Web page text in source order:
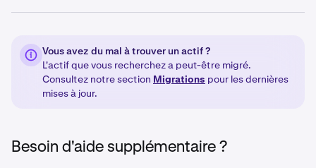
la marge pour Rain (RAIN) seront désactivés.
15 septembre à 14:00 UTC: Les retraits de Rain
(RAIN) seront désactivés.
Vous avez du mal à trouver un actif ?
L'actif que vous recherchez a peut-être migré.
Consultez notre section Migrations pour les dernières
mises à jour.
Besoin d'aide supplémentaire ?